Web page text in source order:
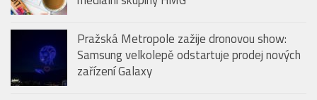
Pražská Metropole zažije dronovou show:
Samsung velkolepě odstartuje prodej nových
zařízení Galaxy